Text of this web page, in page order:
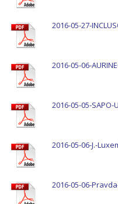
2016-05-27-
2016-05-06-
2016-05-05-SAPO-
2016-05-06-J.-
2016-05-06-